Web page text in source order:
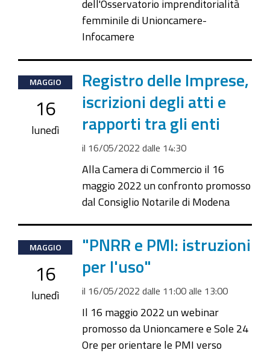
dell'Osservatorio imprenditorialità
femminile di Unioncamere-
Infocamere
2022-
05-
16T14:30:00+02:00
2022-
Modena
Ganaceto,
MAGGIO
16
lunedì
Registro delle Imprese,
iscrizioni degli atti e
rapporti tra gli enti
il 16/05/2022 dalle 14:30
Alla Camera di Commercio il 16
maggio 2022 un confronto promosso
dal Consiglio Notarile di Modena
2022-
05-
16T11:00:00+02:00
2022-
16T13:00:00+02:00
MAGGIO
16
lunedì
"PNRR e PMI: istruzioni
per l'uso"
il 16/05/2022 dalle 11:00alle 13:00
Il 16 maggio 2022 un webinar
promosso da Unioncamere e Sole 24
Ore per orientare le PMI verso